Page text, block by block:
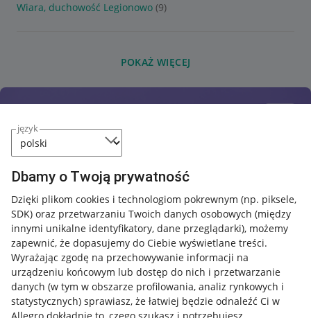
język
Dbamy o Twoją prywatność
Dzięki plikom cookies i technologiom pokrewnym (np. piksele,
SDK) oraz przetwarzaniu Twoich danych osobowych (między
innymi unikalne identyfikatory, dane przeglądarki), możemy
zapewnić, że dopasujemy do Ciebie wyświetlane treści.
Wyrażając zgodę na przechowywanie informacji na
urządzeniu końcowym lub dostęp do nich i przetwarzanie
danych (w tym w obszarze profilowania, analiz rynkowych i
statystycznych) sprawiasz, że łatwiej będzie odnaleźć Ci w
Wiara, duchowość Legionowo (9)
POKAŻ WIĘCEJ